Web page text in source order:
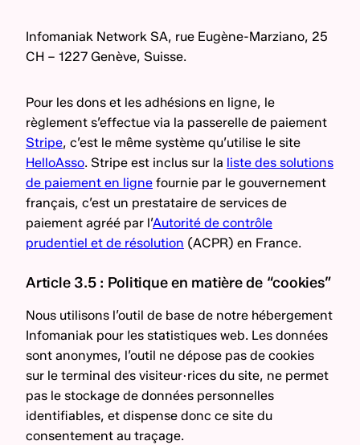
Infomaniak Network SA, rue Eugène-Marziano, 25
CH – 1227 Genève, Suisse.
Pour les dons et les adhésions en ligne, le
règlement s’effectue via la passerelle de paiement
Stripe, c’est le même système qu’utilise le site
HelloAsso. Stripe est inclus sur la liste des solutions
de paiement en ligne fournie par le gouvernement
français, c’est un prestataire de services de
paiement agréé par l’Autorité de contrôle
prudentiel et de résolution (ACPR) en France.
Article 3.5 : Politique en matière de “cookies”
Nous utilisons l’outil de base de notre hébergement
Infomaniak pour les statistiques web. Les données
sont anonymes, l’outil ne dépose pas de cookies
sur le terminal des visiteur·rices du site, ne permet
pas le stockage de données personnelles
identifiables, et dispense donc ce site du
consentement au traçage.